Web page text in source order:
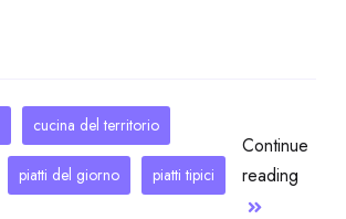
cucina del territorio
piatti del giorno piatti tipici
Continue
reading